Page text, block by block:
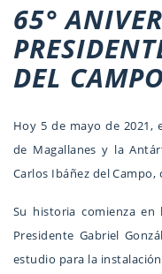
65°
DEL CAMPO
Hoy 5 de mayo de 2021,
de Magallanes y la
Carlos Ibáñez del
Su historia comienza
Presidente Gabriel
estudio para la